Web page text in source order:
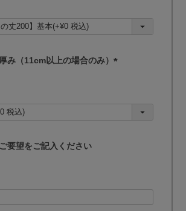
須
)
み（11cm以上の場合のみ）
須
)
要望をご記入ください